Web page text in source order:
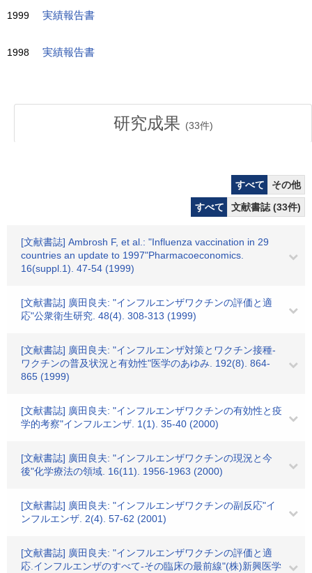
1999 実績報告書
1998 実績報告書
研究成果 (33件)
すべて
その他
すべて
文献書誌 (33件)
[文献書誌] Ambrosh F, et al.: "Influenza vaccination in 29
countries an update to 1997"Pharmacoeconomics.
16(suppl.1). 47-54 (1999)
[文献書誌] 廣田良夫: "インフルエンザワクチンの評価と適
応"公衆衛生研究. 48(4). 308-313 (1999)
[文献書誌] 廣田良夫: "インフルエンザ対策とワクチン接種-
ワクチンの普及状況と有効性"医学のあゆみ. 192(8). 864-
865 (1999)
[文献書誌] 廣田良夫: "インフルエンザワクチンの有効性と疫
学的考察"インフルエンザ. 1(1). 35-40 (2000)
[文献書誌] 廣田良夫: "インフルエンザワクチンの現況と今
後"化学療法の領域. 16(11). 1956-1963 (2000)
[文献書誌] 廣田良夫: "インフルエンザワクチンの副反応"イ
ンフルエンザ. 2(4). 57-62 (2001)
[文献書誌] 廣田良夫: "インフルエンザワクチンの評価と適
応.インフルエンザのすべて-その臨床の最前線"(株)新興医学